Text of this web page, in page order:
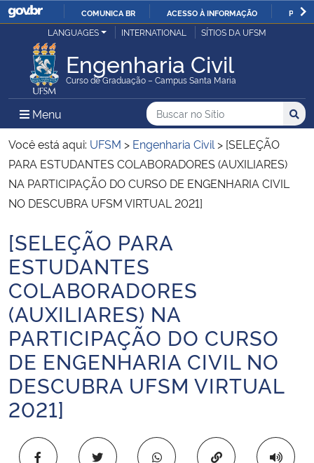
IR
O
COMUNICA BR ACESSO À INFORMAÇÃO
Ministério da Justiça e Segurança Pública
Ministério da Defesa
Ministério das Relações Exteriores
Ministério da Economia
Ministério da Agricultura, Pecuária e Abastecimento
Ministério da Educação
Ministério da Cidadania
Ministério da Saúde
Ministério de Minas e Energia
Ministério da Ciência, Tecnologia, Inovações e Comunicações
LANGUAGES INTERNATIONAL SÍTIOS DA UFSM
Engenharia Civil
Curso de Graduação – Campus Santa Maria
Menu Menu Principal do Sítio
Busca
Buscar no no Sítio
Busca:
Você está aqui: UFSM > Engenharia Civil > [SELEÇÃO
PARA ESTUDANTES COLABORADORES (AUXILIARES)
NA PARTICIPAÇÃO DO CURSO DE ENGENHARIA CIVIL
NO DESCUBRA UFSM VIRTUAL 2021]
Início do conteúdo
[SELEÇÃO PARA
ESTUDANTES
COLABORADORES
(AUXILIARES) NA
PARTICIPAÇÃO DO CURSO
DE ENGENHARIA CIVIL NO
DESCUBRA UFSM VIRTUAL
2021]
Copiar para área